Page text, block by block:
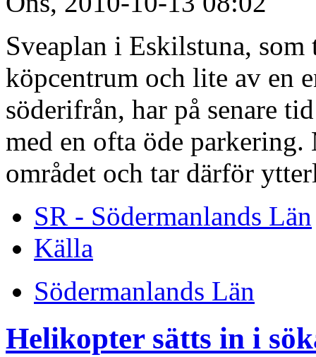
Sveaplan i Eskilstuna,
köpcentrum och lite av en
söderifrån, har på senare
med en ofta öde
området och tar därför
SR - Södermanlands Län
Källa
Södermanlands Län
Helikopter sätts in i